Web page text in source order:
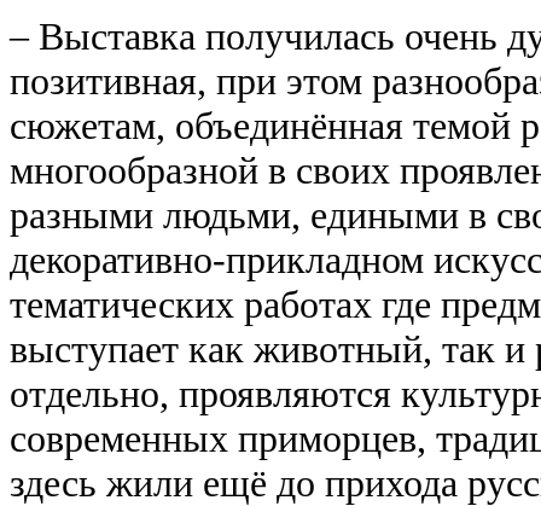
– Выставка получилась очень
позитивная, при этом
сюжетам, объединённая темой
многообразной в своих
разными людьми, едиными в
декоративно-прикладном
тематических работах где
выступает как животный, так
отдельно, проявляются
современных приморцев,
здесь жили ещё до прихода